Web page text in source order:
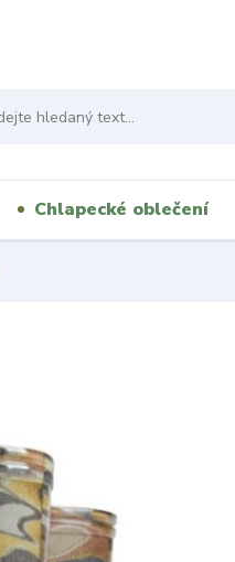
Chlapecké oblečení